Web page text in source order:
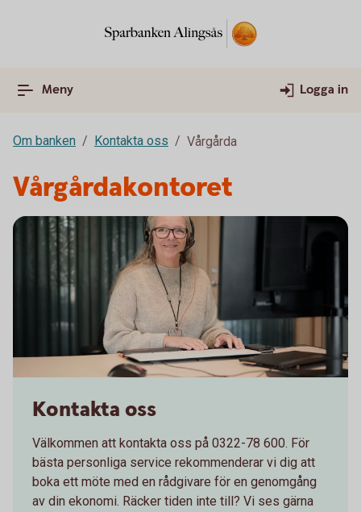
Meny Logga in
Om banken Kontakta oss Vårgårda
Vårgårdakontoret
Kontakta oss
Välkommen att kontakta oss på 0322-78 600. För
bästa personliga service rekommenderar vi dig att
boka ett möte med en rådgivare för en genomgång
av din ekonomi. Räcker tiden inte till? Vi ses gärna